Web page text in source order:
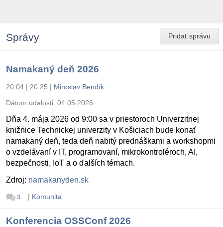
Pridať správu
Správy
Namakaný deň 2026
20.04 | 20:25 | Miroslav Bendík
Dátum udalosti: 04.05.2026
Dňa 4. mája 2026 od 9:00 sa v priestoroch Univerzitnej
knižnice Technickej univerzity v Košiciach bude konať
namakaný deň, teda deň nabitý prednáškami a workshopmi
o vzdelávaní v IT, programovaní, mikrokontroléroch, AI,
bezpečnosti, IoT a o ďalších témach.
Zdroj: namakanyden.sk
3 | Komunita
Konferencia OSSConf 2026